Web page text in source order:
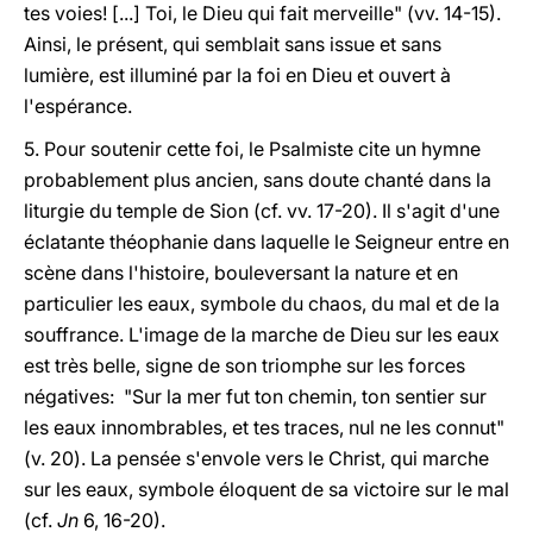
tes voies! [...] Toi, le Dieu qui fait merveille" (vv. 14-15).
Ainsi, le présent, qui semblait sans issue et sans
lumière, est illuminé par la foi en Dieu et ouvert à
l'espérance.
5. Pour soutenir cette foi, le Psalmiste cite un hymne
probablement plus ancien, sans doute chanté dans la
liturgie du temple de Sion (cf. vv. 17-20). Il s'agit d'une
éclatante théophanie dans laquelle le Seigneur entre en
scène dans l'histoire, bouleversant la nature et en
particulier les eaux, symbole du chaos, du mal et de la
souffrance. L'image de la marche de Dieu sur les eaux
est très belle, signe de son triomphe sur les forces
négatives: "Sur la mer fut ton chemin, ton sentier sur
les eaux innombrables, et tes traces, nul ne les connut"
(v. 20). La pensée s'envole vers le Christ, qui marche
sur les eaux, symbole éloquent de sa victoire sur le mal
(cf. Jn 6, 16-20).